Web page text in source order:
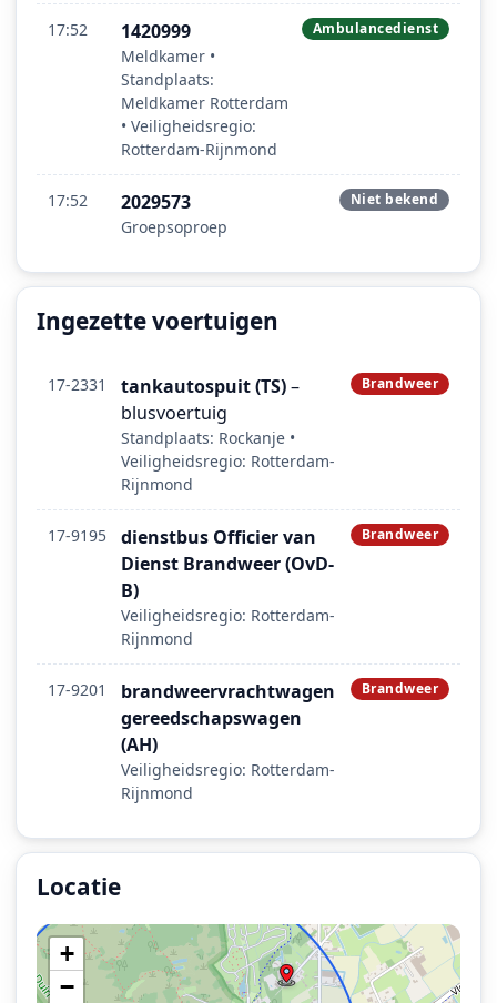
17:52 1420999
Meldkamer •
Standplaats:
Meldkamer Rotterdam
• Veiligheidsregio:
Rotterdam-Rijnmond
Ambulancedienst
17:52 2029573
Groepsoproep
Niet bekend
Ingezette voertuigen
17-2331 tankautospuit (TS)–
blusvoertuig
Standplaats: Rockanje •
Veiligheidsregio: Rotterdam-
Rijnmond
Brandweer
17-9195
dienstbus Officier van
Dienst Brandweer (OvD-
B)
Veiligheidsregio: Rotterdam-
Rijnmond
Brandweer
17-9201
brandweervrachtwagen
gereedschapswagen
(AH)
Veiligheidsregio: Rotterdam-
Rijnmond
Brandweer
Locatie
+
−
Locatie van het incident: 2e Slag, Rockanje.